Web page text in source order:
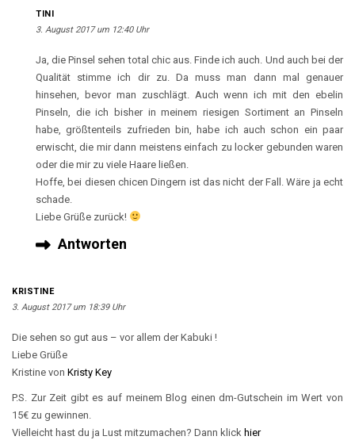
TINI
3. August 2017 um 12:40 Uhr
Ja, die Pinsel sehen total chic aus. Finde ich auch. Und auch bei der
Qualität stimme ich dir zu. Da muss man dann mal genauer
hinsehen, bevor man zuschlägt. Auch wenn ich mit den ebelin
Pinseln, die ich bisher in meinem riesigen Sortiment an Pinseln
habe, größtenteils zufrieden bin, habe ich auch schon ein paar
erwischt, die mir dann meistens einfach zu locker gebunden waren
oder die mir zu viele Haare ließen.
Hoffe, bei diesen chicen Dingern ist das nicht der Fall. Wäre ja echt
schade.
Liebe Grüße zurück!
Antworten
KRISTINE
3. August 2017 um 18:39 Uhr
Die sehen so gut aus – vor allem der Kabuki !
Liebe Grüße
Kristine von Kristy Key
P.S. Zur Zeit gibt es auf meinem Blog einen dm-Gutschein im Wert von
15€ zu gewinnen.
Vielleicht hast du ja Lust mitzumachen? Dann klick hier